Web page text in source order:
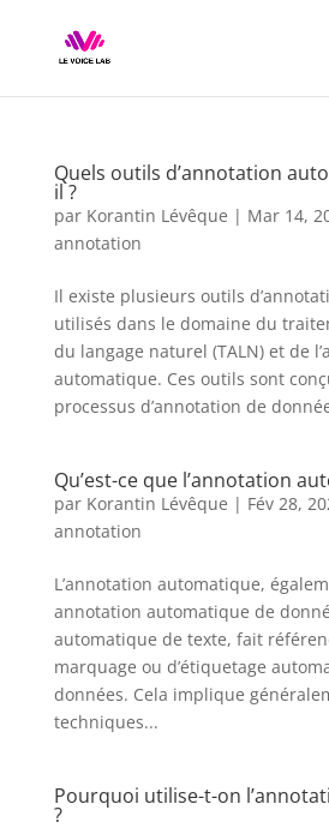
Quels outils d’annotation
il ?
par Korantin Lévêque | Mar 14,
annotation
Il existe plusieurs outils
utilisés dans le domaine du
du langage naturel (TALN) et de
automatique. Ces outils sont
processus d’annotation de
Qu’est-ce que l’annotation
par Korantin Lévêque | Fév 28,
annotation
L’annotation automatique,
annotation automatique de
automatique de texte, fait
marquage ou d’étiquetage
données. Cela implique
techniques...
Pourquoi utilise-t-on
?